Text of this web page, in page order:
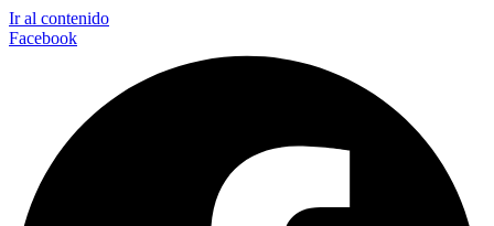
Ir al contenido
Facebook